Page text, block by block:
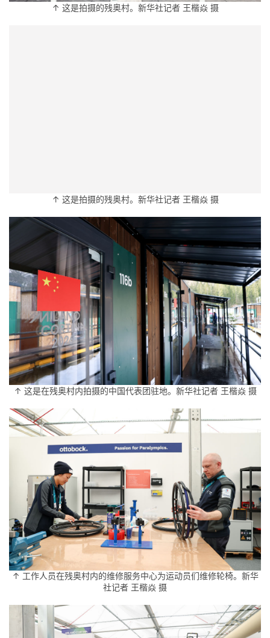
↑ 这是拍摄的残奥村。新华社记者 王楷焱 摄
↑ 这是拍摄的残奥村。新华社记者 王楷焱 摄
↑ 这是在残奥村内拍摄的中国代表团驻地。新华社记者 王楷焱 摄
↑ 工作人员在残奥村内的维修服务中心为运动员们维修轮椅。新华
社记者 王楷焱 摄